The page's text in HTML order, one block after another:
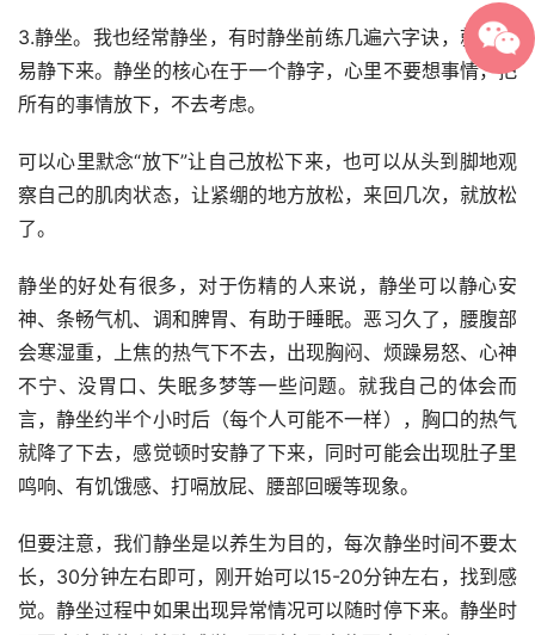
3.静坐。我也经常静坐，有时静坐前练几遍六字诀，就更容
易静下来。静坐的核心在于一个静字，心里不要想事情，把
所有的事情放下，不去考虑。
可以心里默念“放下”让自己放松下来，也可以从头到脚地观
察自己的肌肉状态，让紧绷的地方放松，来回几次，就放松
了。
静坐的好处有很多，对于伤精的人来说，静坐可以静心安
神、条畅气机、调和脾胃、有助于睡眠。恶习久了，腰腹部
会寒湿重，上焦的热气下不去，出现胸闷、烦躁易怒、心神
不宁、没胃口、失眠多梦等一些问题。就我自己的体会而
言，静坐约半个小时后（每个人可能不一样），胸口的热气
就降了下去，感觉顿时安静了下来，同时可能会出现肚子里
鸣响、有饥饿感、打嗝放屁、腰部回暖等现象。
但要注意，我们静坐是以养生为目的，每次静坐时间不要太
长，30分钟左右即可，刚开始可以15-20分钟左右，找到感
觉。静坐过程中如果出现异常情况可以随时停下来。静坐时